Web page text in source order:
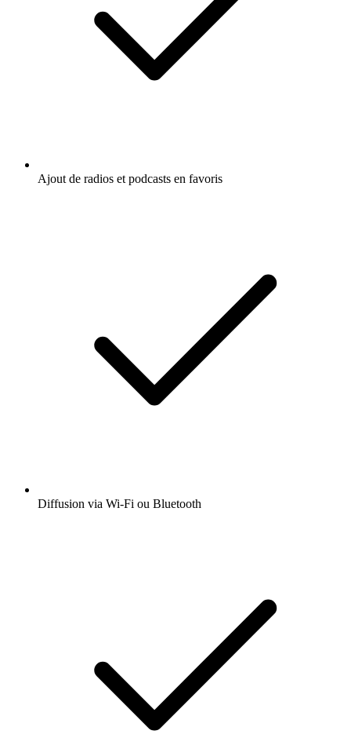
Ajout de radios et podcasts en favoris
Diffusion via Wi-Fi ou Bluetooth